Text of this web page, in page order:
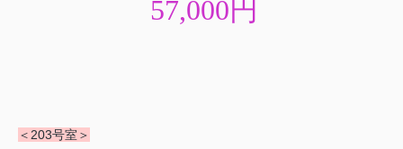
57,000円
＜203号室＞